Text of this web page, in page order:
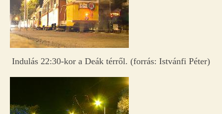
Indulás 22:30-kor a Deák térről. (forrás: Istvánfi Péter)